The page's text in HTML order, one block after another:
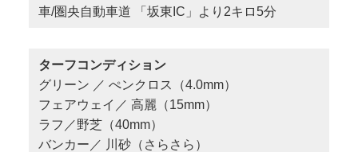
車/圏央自動車道 「坂東IC」より2キロ5分
ターフコンディション
グリーン ／ ぺンクロス（4.0mm）
フェアウェイ／ 高麗（15mm）
ラフ／野芝（40mm）
バンカー／ 川砂（さらさら）